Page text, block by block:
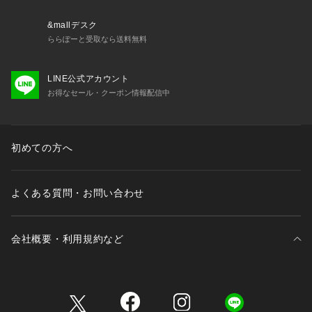
&mallデスク
ららぽーと受取なら送料無料
LINE公式アカウント
お得なセール・クーポン情報配信中
初めての方へ
よくある質問・お問い合わせ
会社概要・利用規約など